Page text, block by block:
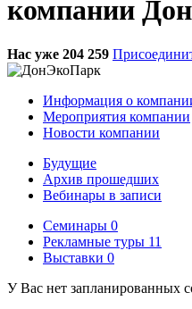
компании
Нас уже 204 259
Информация о
Мероприятия компании
Новости компании
Будущие
Архив прошедших
Вебинары в записи
Семинары 0
Рекламные туры 11
Выставки 0
У Вас нет запланированных